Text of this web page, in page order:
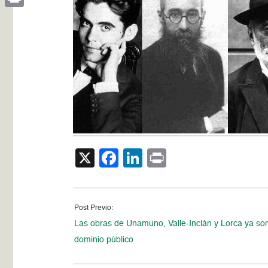
X Facebook
LinkedIn
Post Previo:
Las obras de Unamuno, Valle-Inclán y Lorca ya
dominio público